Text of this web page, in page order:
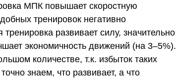
МПК повышает скоростную
тренировок негативно
развивает силу, значительно
экономичность движений (на 3–5%).
количестве, т.к. избыток таких
знаем, что развивает, а что